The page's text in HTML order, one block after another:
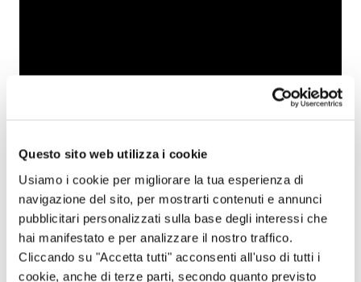
Questo sito web utilizza i cookie
Usiamo i cookie per migliorare la tua esperienza di
navigazione del sito, per mostrarti contenuti e annunci
pubblicitari personalizzati sulla base degli interessi che
hai manifestato e per analizzare il nostro traffico.
Cliccando su "Accetta tutti" acconsenti all'uso di tutti i
cookie, anche di terze parti, secondo quanto previsto
CONDIVIDI QUESTA STORIA:
Condividi su Facebook
Condividi su X
Condividi via e-mail
Condividi su Whatsapp